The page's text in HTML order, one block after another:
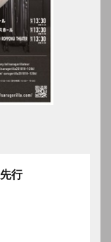
行